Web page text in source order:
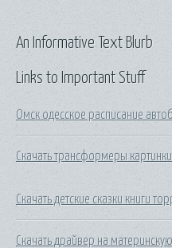
Links to Important Stuff
Омск одесское расписание
Скачать трансформеры
Скачать детские сказки книги
Скачать драйвер на
An Informative Text Blurb